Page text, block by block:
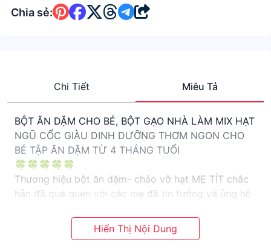
Chia sẻ:
Chi Tiết Miêu Tả
BỘT ĂN DẶM CHO BÉ, BỘT GẠO NHÀ LÀM MIX HẠT
NGŨ CỐC GIÀU DINH DƯỠNG THƠM NGON CHO
BÉ TẬP ĂN DẶM TỪ 4 THÁNG TUỔI
🍀🍀🍀🍀🍀
Thương hiệu bột ăn dặm- cháo vỡ hạt MẸ TÍT chắc
hẳn đã quá quen với các mẹ đã tin tưởng và ủng hộ
Nay nhà e mở rộng quy mô sang sàn SHOPEE mong
các mẹ vẫn luôn tin tưởng và ủng hộ shop nhé!